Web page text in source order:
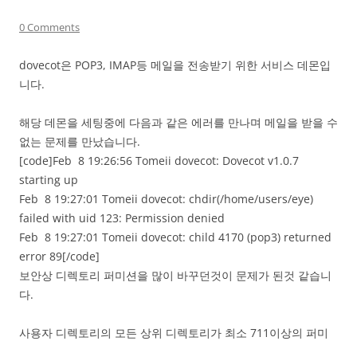
0 Comments
dovecot은 POP3, IMAP등 메일을 전송받기 위한 서비스 데몬입
니다.
해당 데몬을 세팅중에 다음과 같은 에러를 만나며 메일을 받을 수
없는 문제를 만났습니다.
[code]Feb 8 19:26:56 Tomeii dovecot: Dovecot v1.0.7
starting up
Feb 8 19:27:01 Tomeii dovecot: chdir(/home/users/eye)
failed with uid 123: Permission denied
Feb 8 19:27:01 Tomeii dovecot: child 4170 (pop3) returned
error 89[/code]
보안상 디렉토리 퍼미션을 많이 바꾸던것이 문제가 된것 같습니
다.
사용자 디렉토리의 모든 상위 디렉토리가 최소 711이상의 퍼미